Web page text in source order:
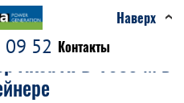
09 52 Контакты
Наверх
Aksa APD 1650 M в